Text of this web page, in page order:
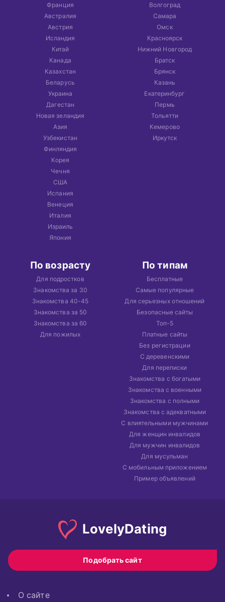
Франция
Австралия
Австрия
Исландия
Китай
Канада
Казахстан
Беларусь
Украина
Дагестан
Новая зеландия
Азия
Узбекистан
Финляндия
Корея
Чечня
США
Испания
Венеция
Италия
Израиль
Япония
Волгоград
Самара
Омск
Красноярск
Нижний Новгород
Братск
Брянск
Казань
Екатеринбург
Пермь
Тольятти
Кемерово
Иркутск
По возрасту
Для подростков
Знакомства за 30
Знакомства 40-45
Знакомства за 50
Знакомства за 60
Для пожилых
По типам
Бесплатные
Самые популярные
Для серьезных отношений
Безопасные сайты
Топ-5
Платные сайты
Без регистрации
С деревенскими
Для переписки
Знакомства с богатыми
Знакомства с военными
Знакомства с полными
Знакомства с адекватными
С влиятельными мужчинами
Для женщин инвалидов
Для мужчин инвалидов
Для мусульман
С мобильным приложением
Пример объявлений
LovelyDating
Подобрать сайт
О сайте